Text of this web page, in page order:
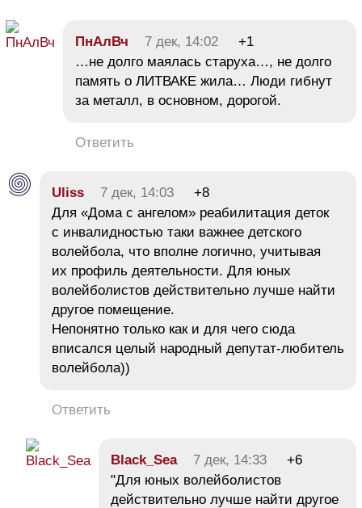
ПнАлВч 7 дек, 14:02
+1
…не долго маялась старуха…, не долго
память о ЛИТВАКЕ жила… Люди гибнут
за металл, в основном, дорогой.
Ответить
Uliss 7 дек, 14:03
+8
Для «Дома с ангелом» реабилитация деток
с инвалидностью таки важнее детского
волейбола, что вполне логично, учитывая
их профиль деятельности. Для юных
волейболистов действительно лучше найти
другое помещение.
Непонятно только как и для чего сюда
вписался целый народный депутат-любитель
волейбола))
Ответить
Black_Sea 7 дек, 14:33
+6
"Для юных волейболистов
действительно лучше найти другое